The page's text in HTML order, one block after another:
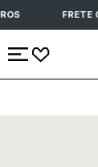
FRETE